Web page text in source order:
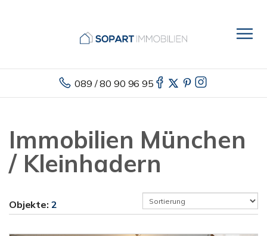
089 / 80 90 96 95
Immobilien München
/ Kleinhadern
Objekte: 2